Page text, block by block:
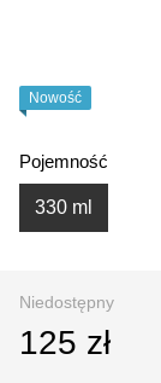
Nowość
Pojemność
330 ml
Niedostępny
125 zł